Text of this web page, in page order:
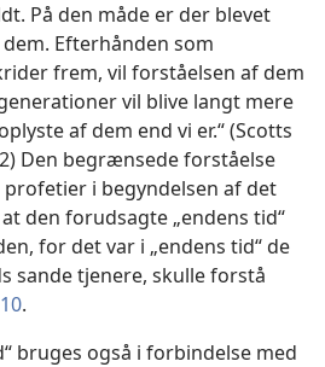
På den måde er der blevet
Efterhånden som
frem, vil forståelsen af dem
vil blive langt mere
af dem end vi er.“ (Scotts
Den begrænsede forståelse
profetier i begyndelsen af det
den forudsagte „endens tid“
for det var i „endens tid“ de
sande tjenere, skulle forstå
.
bruges også i forbindelse med